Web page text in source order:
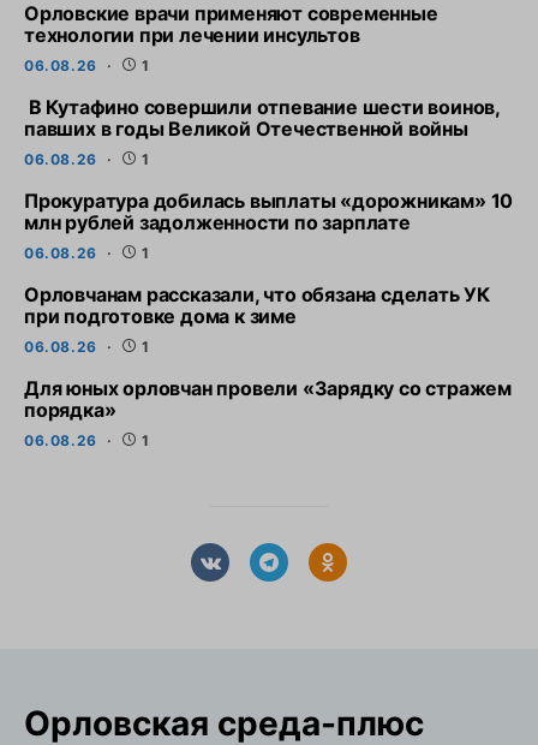
Орловские врачи применяют современные
технологии при лечении инсультов
06.08.26 1
В Кутафино совершили отпевание шести воинов,
павших в годы Великой Отечественной войны
06.08.26 1
Прокуратура добилась выплаты «дорожникам» 10
млн рублей задолженности по зарплате
06.08.26 1
Орловчанам рассказали, что обязана сделать УК
при подготовке дома к зиме
06.08.26 1
Для юных орловчан провели «Зарядку со стражем
порядка»
06.08.26 1
Орловская cреда-плюс